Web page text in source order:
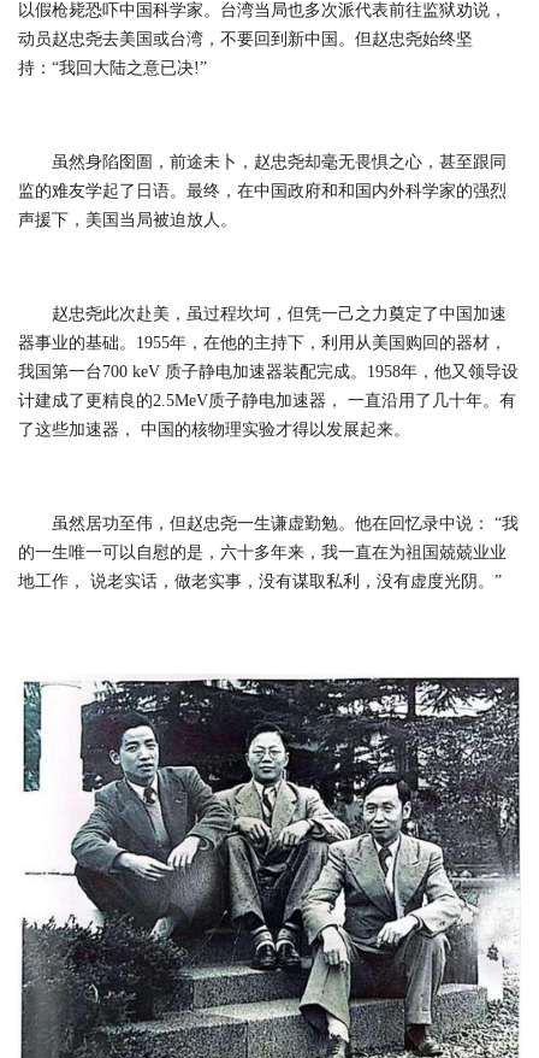
以假枪毙恐吓中国科学家。台湾当局也多次派代表前往监狱劝说，
动员赵忠尧去美国或台湾，不要回到新中国。但赵忠尧始终坚
持：“我回大陆之意已决!”
虽然身陷囹圄，前途未卜，赵忠尧却毫无畏惧之心，甚至跟同
监的难友学起了日语。最终，在中国政府和和国内外科学家的强烈
声援下，美国当局被迫放人。
赵忠尧此次赴美，虽过程坎坷，但凭一己之力奠定了中国加速
器事业的基础。1955年，在他的主持下，利用从美国购回的器材，
我国第一台700 keV 质子静电加速器装配完成。1958年，他又领导设
计建成了更精良的2.5MeV质子静电加速器， 一直沿用了几十年。有
了这些加速器， 中国的核物理实验才得以发展起来。
虽然居功至伟，但赵忠尧一生谦虚勤勉。他在回忆录中说： “我
的一生唯一可以自慰的是，六十多年来，我一直在为祖国兢兢业业
地工作， 说老实话，做老实事，没有谋取私利，没有虚度光阴。”